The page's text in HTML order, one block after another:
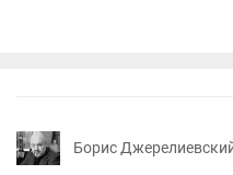
Борис